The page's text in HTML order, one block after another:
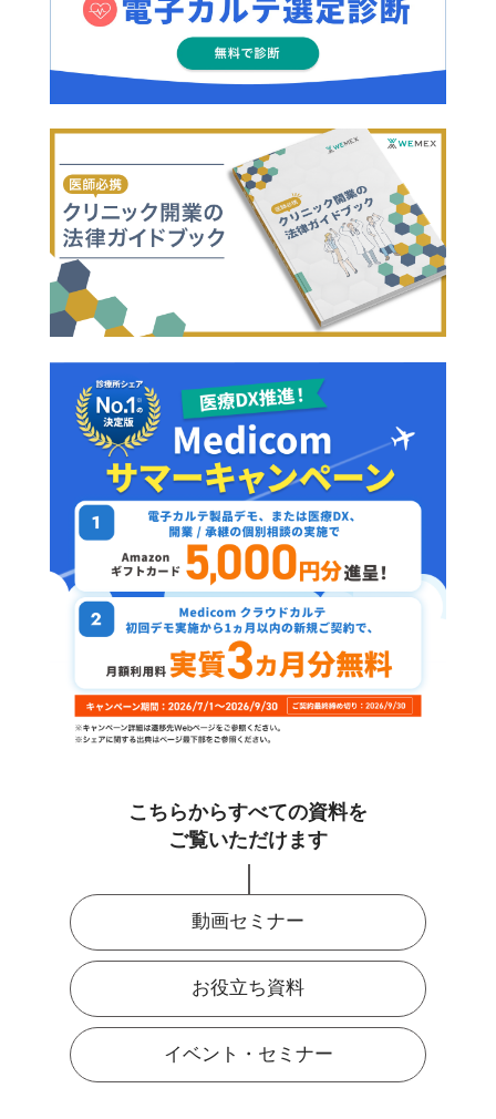
こちらからすべての資料を
ご覧いただけます
動画セミナー
お役立ち資料
イベント・セミナー